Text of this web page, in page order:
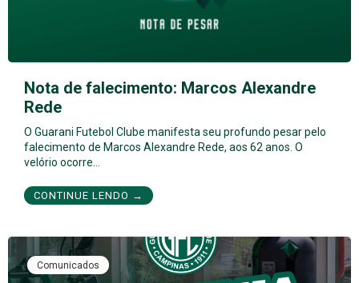
Nota de falecimento: Marcos Alexandre
Rede
O Guarani Futebol Clube manifesta seu profundo pesar pelo
falecimento de Marcos Alexandre Rede, aos 62 anos. O
velório ocorre…
CONTINUE LENDO →
Comunicados